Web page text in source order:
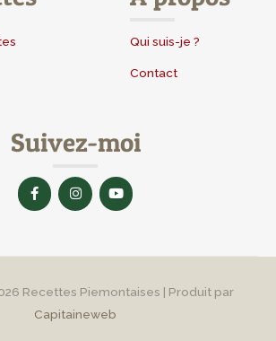
Qui suis-je ?
Contact
Suivez-moi
F
a
c
-
I
n
s
m
Y
o
u
Recettes Piemontaises | Produit par
Capitaineweb